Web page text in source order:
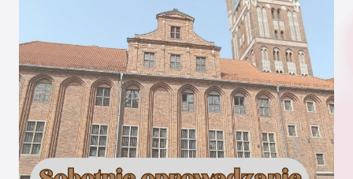
Wyszukaj